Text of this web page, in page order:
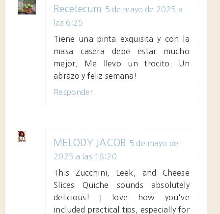
Recetecum
5 de mayo de 2025 a
las 6:25
Tiene una pinta exquisita y con la
masa casera debe estar mucho
mejor. Me llevo un trocito. Un
abrazo y feliz semana!
Responder
MELODY JACOB
5 de mayo de
2025 a las 18:20
This Zucchini, Leek, and Cheese
Slices Quiche sounds absolutely
delicious! I love how you've
included practical tips, especially for